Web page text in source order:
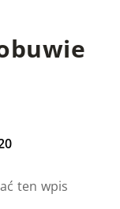
ten wpis